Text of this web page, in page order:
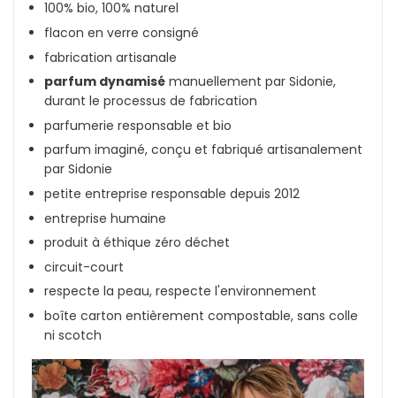
100% bio, 100% naturel
flacon en verre consigné
fabrication artisanale
parfum dynamisé manuellement par Sidonie,
durant le processus de fabrication
parfumerie responsable et bio
parfum imaginé, conçu et fabriqué artisanalement
par Sidonie
petite entreprise responsable depuis 2012
entreprise humaine
produit à éthique zéro déchet
circuit-court
respecte la peau, respecte l'environnement
boîte carton entièrement compostable, sans colle
ni scotch